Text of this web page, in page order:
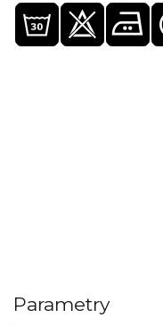
Parametry